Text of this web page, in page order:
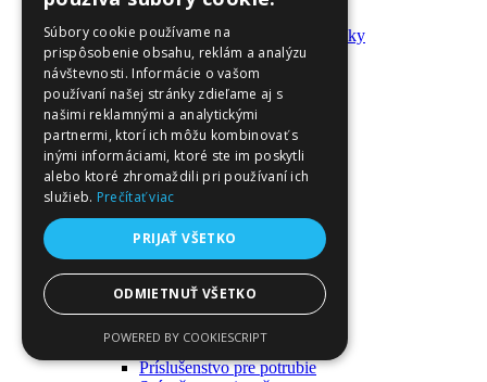
Oblečenie
Zmývateľné tetovačky a nálepky
Domáci majster a nástroje
Elektrické zapojenie
Časové spínače
Diferenciálne spínače
Domové zvončeky
Elektrické káble
Káble
Káblové navijáky
Monitory napájania
Nástenné dosky a rámy
Nástroje a ovládače
Podávače
Príruby
Príslušenstvo pre potrubie
Súbory cookie používame na
prispôsobenie obsahu, reklám a analýzu
návštevnosti. Informácie o vašom
používaní našej stránky zdieľame aj s
našimi reklamnými a analytickými
partnermi, ktorí ich môžu kombinovať s
inými informáciami, ktoré ste im poskytli
alebo ktoré zhromaždili pri používaní ich
služieb. Prečítať viac
PRIJAŤ VŠETKO
ODMIETNUŤ VŠETKO
POWERED BY COOKIESCRIPT